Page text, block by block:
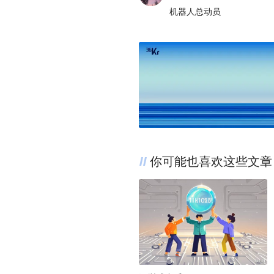
机器人总动员
你可能也喜欢这些文章